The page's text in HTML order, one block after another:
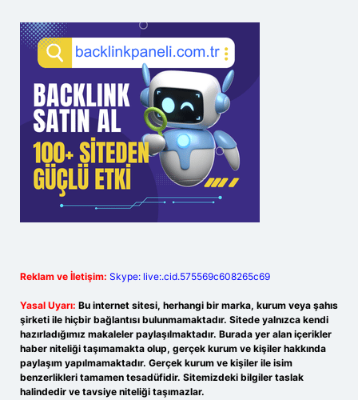
Reklam ve İletişim: Skype: live:.cid.575569c608265c69
Yasal Uyarı: Bu internet sitesi, herhangi bir marka, kurum veya şahıs
şirketi ile hiçbir bağlantısı bulunmamaktadır. Sitede yalnızca kendi
hazırladığımız makaleler paylaşılmaktadır. Burada yer alan içerikler
haber niteliği taşımamakta olup, gerçek kurum ve kişiler hakkında
paylaşım yapılmamaktadır. Gerçek kurum ve kişiler ile isim
benzerlikleri tamamen tesadüfidir. Sitemizdeki bilgiler taslak
halindedir ve tavsiye niteliği taşımazlar.